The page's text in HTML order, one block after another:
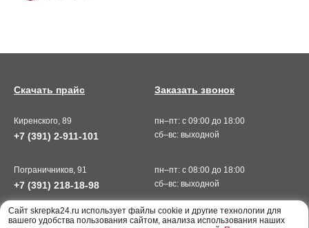
Киренского, 89
+7 (391) 2-911-101
пн–пт: с 09:00 до 18:00
сб–вс: выходной
Пограничников, 91
+7 (391) 218-18-98
пн–пт: с 08:00 до 18:00
сб–вс: выходной
Заказать звонок
Скачать прайс
Cайт skrepka24.ru использует файлы cookie и другие технологии для
вашего удобства пользования сайтом, анализа использования наших